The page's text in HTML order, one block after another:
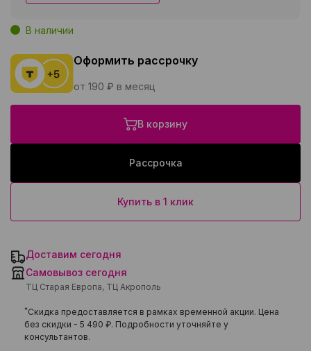
В наличии
Оформить рассрочку
от 190 ₽ в месяц
В корзину
Рассрочка
Купить в 1 клик
Доставим сегодня
Самовывоз сегодня
ТЦ Старая Европа, ТЦ Акрополь
*Скидка предоставляется в рамках временной акции. Цена
без скидки - 5 490 ₽. Подробности уточняйте у
консультантов.